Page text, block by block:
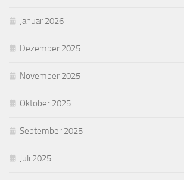
Januar 2026
Dezember 2025
November 2025
Oktober 2025
September 2025
Juli 2025